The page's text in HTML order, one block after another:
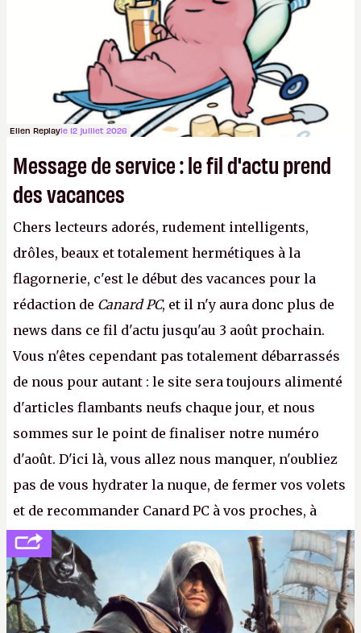
aux adultes, qui ne sont jamais que des enfants
avec du pouvoir d'achat.P.
Ellen Replayle 12 juillet 2026
Message de service : le fil d'actu prend
des vacances
Chers lecteurs adorés, rudement intelligents,
drôles, beaux et totalement hermétiques à la
flagornerie, c'est le début des vacances pour la
rédaction de Canard PC, et il n'y aura donc plus de
news dans ce fil d'actu jusqu'au 3 août prochain.
Vous n'êtes cependant pas totalement débarrassés
de nous pour autant : le site sera toujours alimenté
d'articles flambants neufs chaque jour, et nous
sommes sur le point de finaliser notre numéro
d'août. D'ici là, vous allez nous manquer, n'oubliez
pas de vous hydrater la nuque, de fermer vos volets
et de recommander Canard PC à vos proches, à
votre famille et aux inconnus que vous croisez
dans la rue. Bon été à tous ! –ER.